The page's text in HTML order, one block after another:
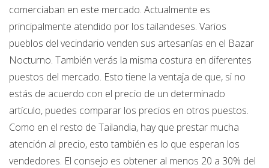
comerciaban en este mercado. Actualmente es
principalmente atendido por los tailandeses. Varios
pueblos del vecindario venden sus artesanías en el Bazar
Nocturno. También verás la misma costura en diferentes
puestos del mercado. Esto tiene la ventaja de que, si no
estás de acuerdo con el precio de un determinado
artículo, puedes comparar los precios en otros puestos.
Como en el resto de Tailandia, hay que prestar mucha
atención al precio, esto también es lo que esperan los
vendedores. El consejo es obtener al menos 20 a 30% del